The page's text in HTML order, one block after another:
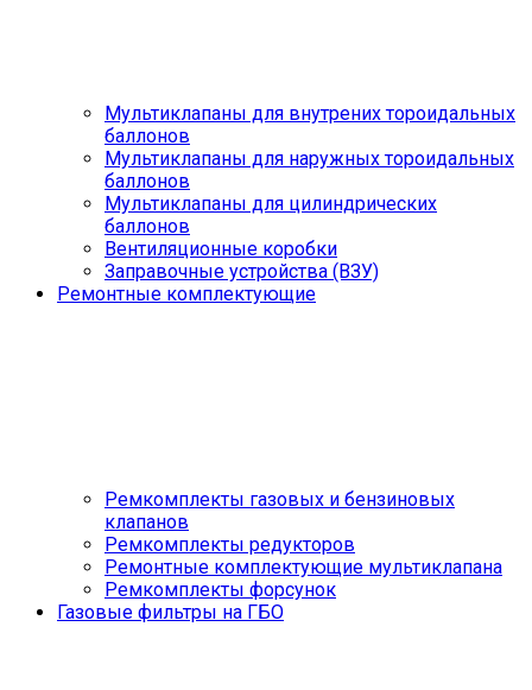
Мультиклапаны для внутрених тороидальных
баллонов
Мультиклапаны для наружных тороидальных
баллонов
Мультиклапаны для цилиндрических
баллонов
Вентиляционные коробки
Заправочные устройства (ВЗУ)
Ремонтные комплектующие
Ремкомплекты газовых и бензиновых
клапанов
Ремкомплекты редукторов
Ремонтные комплектующие мультиклапана
Ремкомплекты форсунок
Газовые фильтры на ГБО